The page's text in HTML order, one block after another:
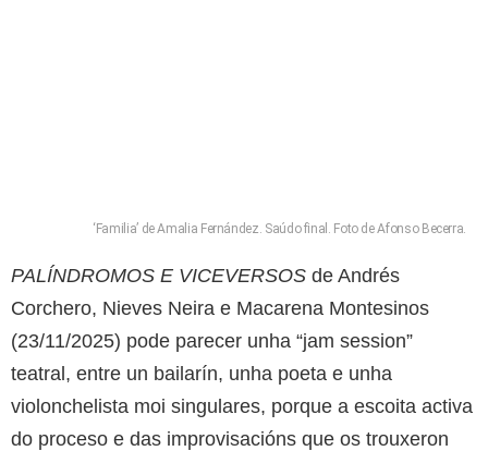
‘Familia’ de Amalia Fernández. Saúdo final. Foto de Afonso Becerra.
PALÍNDROMOS E VICEVERSOS de Andrés
Corchero, Nieves Neira e Macarena Montesinos
(23/11/2025) pode parecer unha “jam session”
teatral, entre un bailarín, unha poeta e unha
violonchelista moi singulares, porque a escoita activa
do proceso e das improvisacións que os trouxeron